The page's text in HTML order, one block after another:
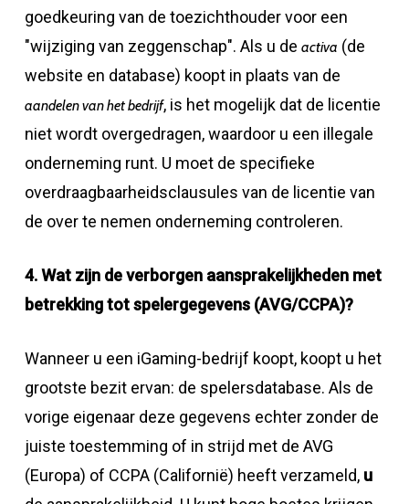
goedkeuring van de toezichthouder voor een
"wijziging van zeggenschap". Als u de activa (de
website en database) koopt in plaats van de
aandelen van het bedrijf, is het mogelijk dat de licentie
niet wordt overgedragen, waardoor u een illegale
onderneming runt. U moet de specifieke
overdraagbaarheidsclausules van de licentie van
de over te nemen onderneming controleren.
4. Wat zijn de verborgen aansprakelijkheden met
betrekking tot spelergegevens (AVG/CCPA)?
Wanneer u een iGaming-bedrijf koopt, koopt u het
grootste bezit ervan: de spelersdatabase. Als de
vorige eigenaar deze gegevens echter zonder de
juiste toestemming of in strijd met de AVG
(Europa) of CCPA (Californië) heeft verzameld, u